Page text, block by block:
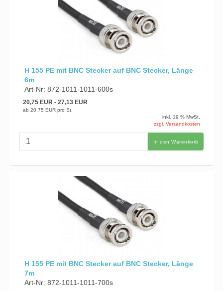
H 155 PE mit BNC Stecker auf BNC Stecker, Länge
6m
Art-Nr: 872-1011-1011-600s
20,75 EUR- 27,13 EUR
ab 20,75 EUR pro St.
inkl. 19 % MwSt.
zzgl. Versandkosten
In den Warenkorb
H 155 PE mit BNC Stecker auf BNC Stecker, Länge
7m
Art-Nr: 872-1011-1011-700s